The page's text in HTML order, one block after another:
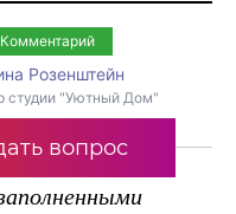
Комментарий
Розенштейн
студии "Уютный Дом"
вопрос